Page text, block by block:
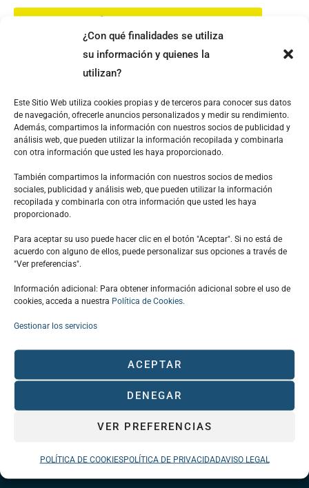
¿Con qué finalidades se utiliza
su información y quienes la
utilizan?
Este Sitio Web utiliza cookies propias y de terceros para conocer sus datos
de navegación, ofrecerle anuncios personalizados y medir su rendimiento.
Además, compartimos la información con nuestros socios de publicidad y
análisis web, que pueden utilizar la información recopilada y combinarla
con otra información que usted les haya proporcionado.
También compartimos la información con nuestros socios de medios
sociales, publicidad y análisis web, que pueden utilizar la información
recopilada y combinarla con otra información que usted les haya
proporcionado.
Para aceptar su uso puede hacer clic en el botón "Aceptar". Si no está de
acuerdo con alguno de ellos, puede personalizar sus opciones a través de
"Ver preferencias".
Información adicional: Para obtener información adicional sobre el uso de
cookies, acceda a nuestra Política de Cookies.
Gestionar los servicios
ACEPTAR
DENEGAR
VER PREFERENCIAS
POLÍTICA DE COOKIESPOLÍTICA DE PRIVACIDADAVISO LEGAL
EL CLÚSTER
SOCIOS CLÚSTER
POLÍTICA DE PRIVACIDAD
POLÍTICA DE COOKIES